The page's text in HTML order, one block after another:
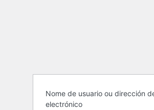
Nome de usuario ou dirección
electrónico